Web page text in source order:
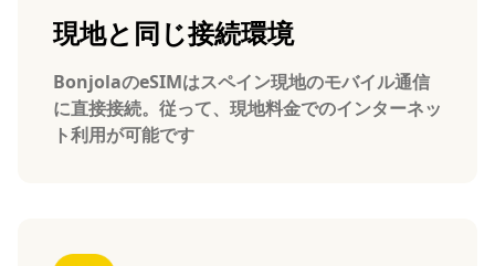
現地と同じ接続環境
BonjolaのeSIMはスペイン現地のモバイル通信
に直接接続。従って、現地料金でのインターネッ
ト利用が可能です